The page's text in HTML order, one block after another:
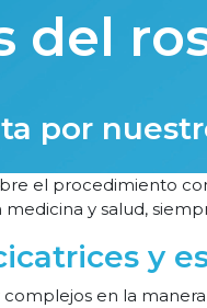
del
por
el procedimiento
y salud,
y
en la